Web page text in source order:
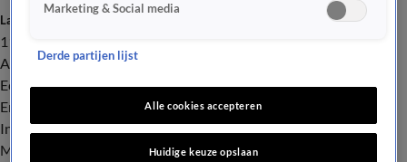
Laatste nieuws
112
Advies & Tips
Economie
Entertainment
Infrastructuur
Milieu en Gezondheid
Marketing & Social media
Derde partijen lijst
Alle cookies accepteren
Huidige keuze opslaan